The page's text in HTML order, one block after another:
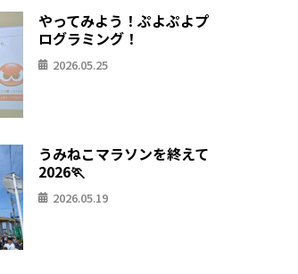
やってみよう！ぷよぷよプ
ログラミング！
2026.05.25
うみねこマラソンを終えて
2026🏃
2026.05.19